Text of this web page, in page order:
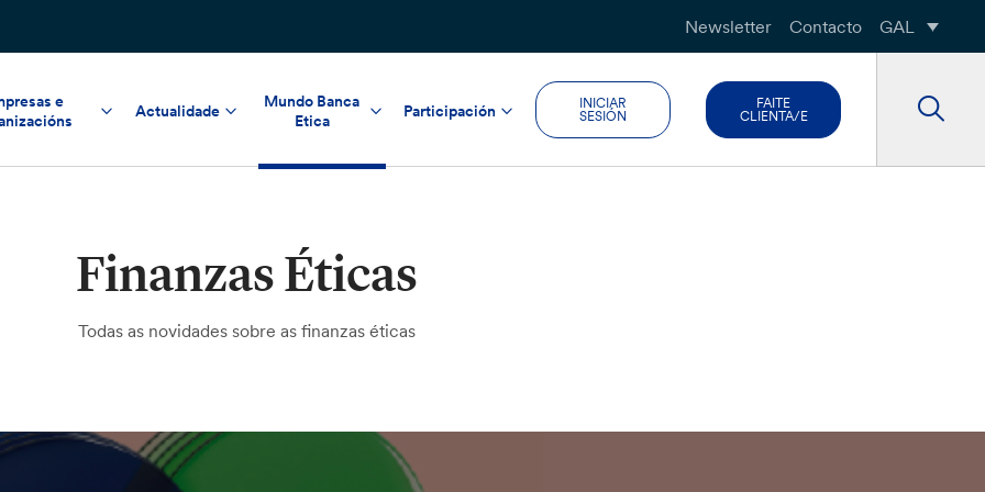
Newsletter Contacto GAL
e
Actualidade
Mundo Banca
Etica
Participación
INICIAR
SESIÓN
FAITE
CLIENTA/E
Finanzas Éticas
Todas as novidades sobre as finanzas éticas